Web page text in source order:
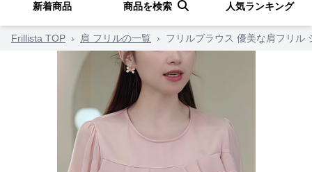
新着商品 商品を検索 人気ランキング
Frillista TOP › 肩 フリルの一覧 › フリルブラウス 優美な肩フリル